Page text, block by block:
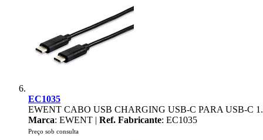
EC1035
EWENT CABO USB CHARGING USB-C PARA USB-C
Marca: EWENT | Ref. Fabricante: EC1035
Preço sob consulta